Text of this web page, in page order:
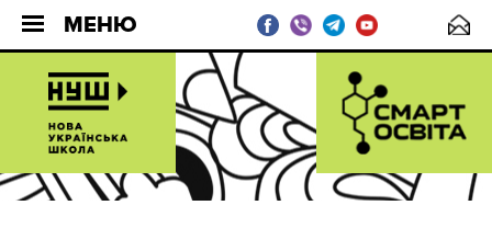
МЕНЮ